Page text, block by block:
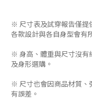
※ 尺寸表及試穿報告僅提
各款設計與各自身型會有
※ 身高、體重與尺寸沒有
及身形選購。
※ 尺寸也會因商品材質、
有誤差。